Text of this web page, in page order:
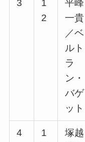
3
1
2
平峰
一貴
／ベ
ルト
ラ
ン・
バゲ
ット
4
1
塚越